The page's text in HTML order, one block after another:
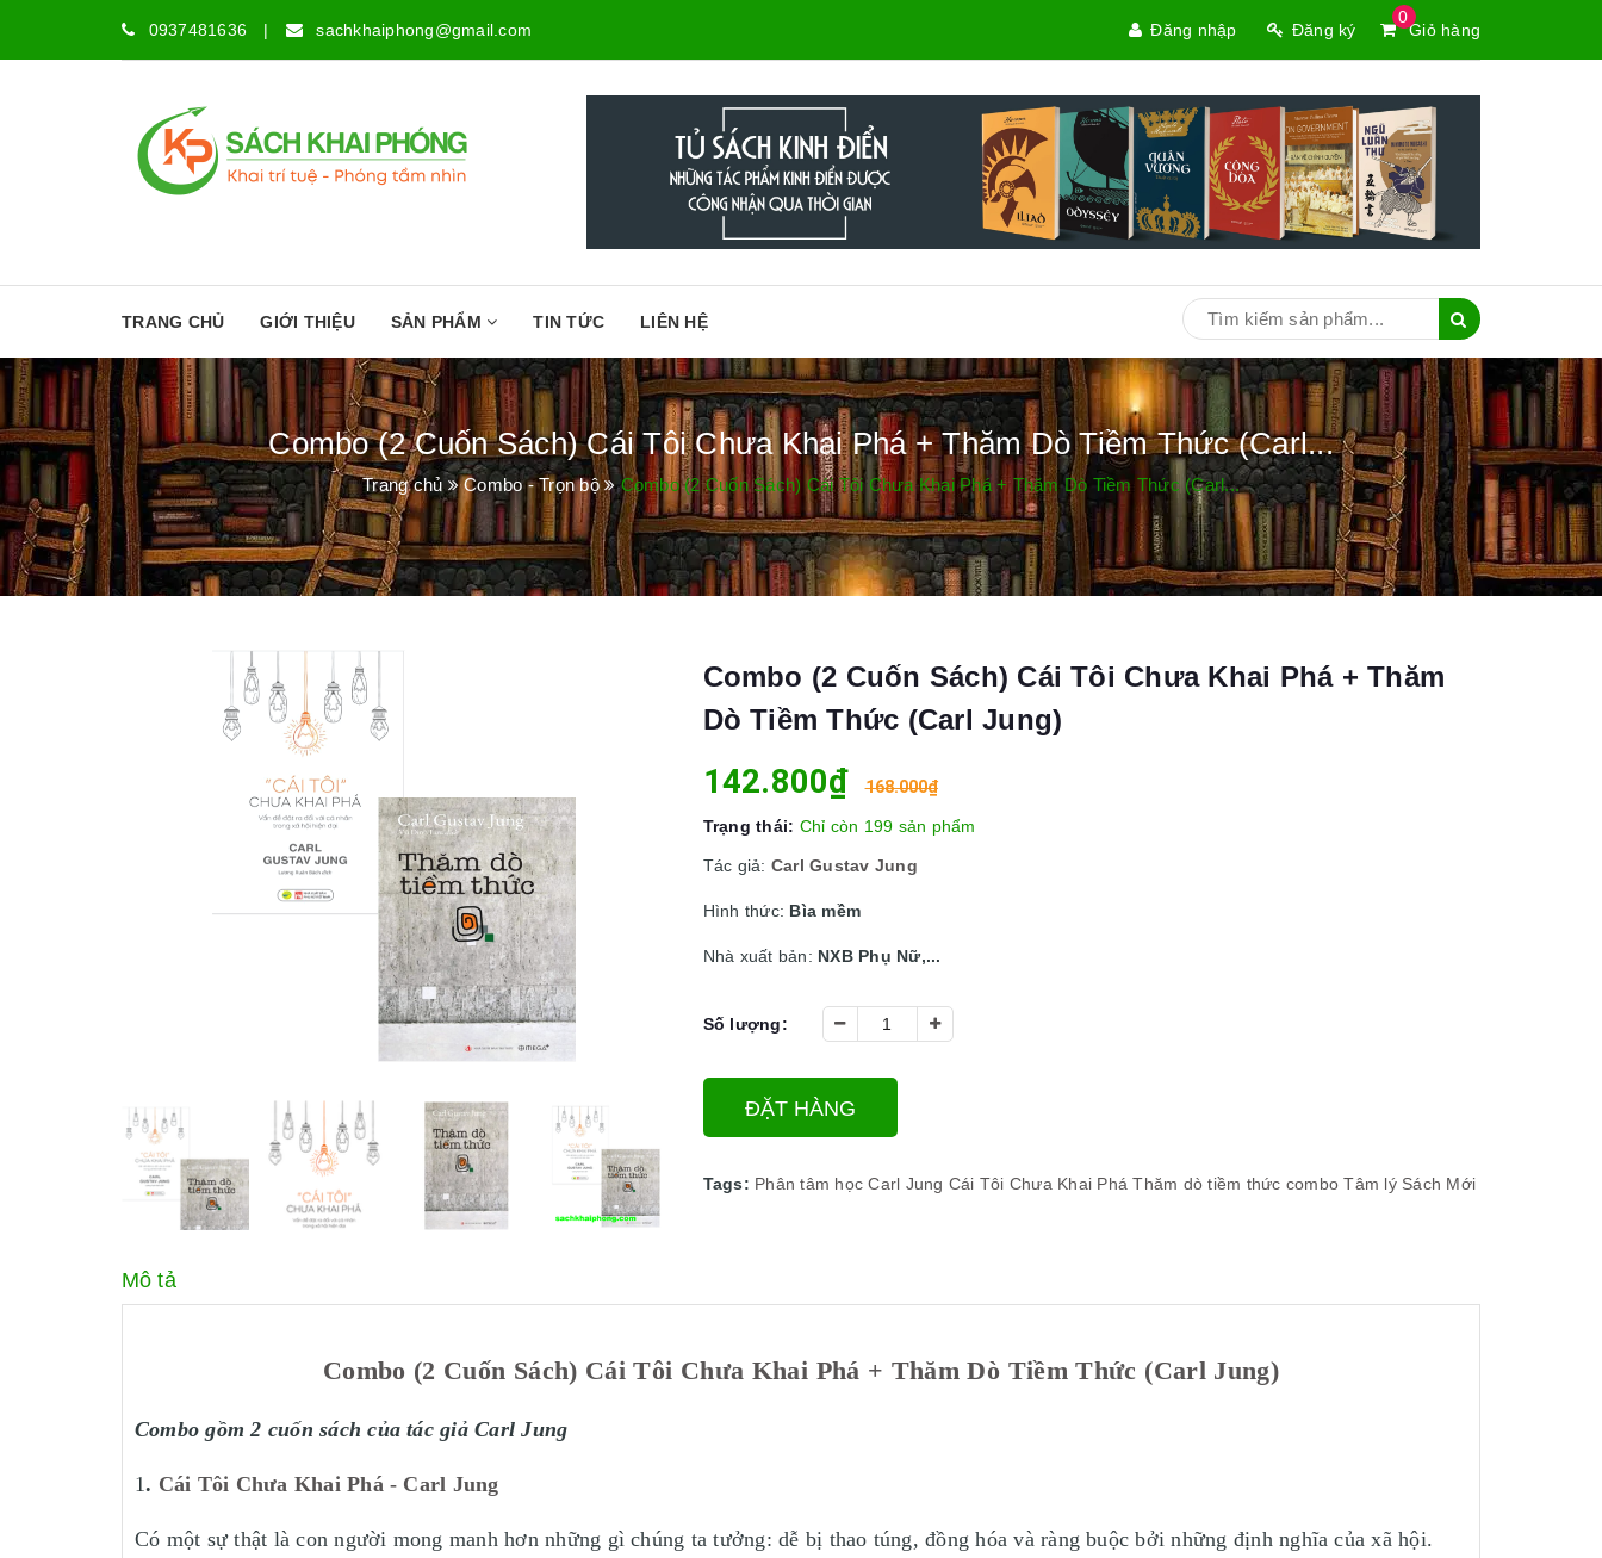
0937481636 | sachkhaiphong@gmail.com
0
Giỏ hàng
Đăng nhập Đăng ký
TRANG CHỦ GIỚI THIỆU SẢN PHẨM TIN TỨC LIÊN HỆ
Combo (2 Cuốn Sách) Cái Tôi Chưa Khai Phá + Thăm Dò Tiềm Thức (Carl...
Trang chủ Combo - Trọn bộ Combo (2 Cuốn Sách) Cái Tôi Chưa Khai Phá + Thăm Dò Tiềm Thức (Carl...
Combo (2 Cuốn Sách) Cái Tôi Chưa Khai Phá + Thăm
Dò Tiềm Thức (Carl Jung)
142.800₫ 168.000₫
Trạng thái: Chỉ còn 199 sản phẩm
Tác giả: Carl Gustav Jung
Hình thức: Bìa mềm
Nhà xuất bản: NXB Phụ Nữ,...
Số lượng:
ĐẶT HÀNG
Tags: Phân tâm học Carl Jung Cái Tôi Chưa Khai Phá Thăm dò tiềm thức combo Tâm lý Sách Mới
Mô tả
Combo (2 Cuốn Sách) Cái Tôi Chưa Khai Phá + Thăm Dò Tiềm Thức (Carl Jung)
Combo gồm 2 cuốn sách của tác giả Carl Jung
1. Cái Tôi Chưa Khai Phá - Carl Jung
Có một sự thật là con người mong manh hơn những gì chúng ta tưởng: dễ bị thao túng, đồng hóa và ràng buộc bởi những định nghĩa của xã hội.